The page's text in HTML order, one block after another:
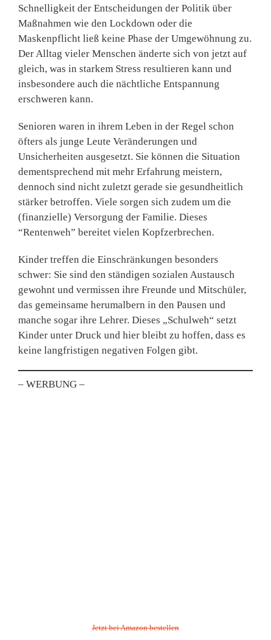
Schnelligkeit der Entscheidungen der Politik über
Maßnahmen wie den Lockdown oder die
Maskenpflicht ließ keine Phase der Umgewöhnung zu.
Der Alltag vieler Menschen änderte sich von jetzt auf
gleich, was in starkem Stress resultieren kann und
insbesondere auch die nächtliche Entspannung
erschweren kann.
Senioren waren in ihrem Leben in der Regel schon
öfters als junge Leute Veränderungen und
Unsicherheiten ausgesetzt. Sie können die Situation
dementsprechend mit mehr Erfahrung meistern,
dennoch sind nicht zuletzt gerade sie gesundheitlich
stärker betroffen. Viele sorgen sich zudem um die
(finanzielle) Versorgung der Familie. Dieses
“Rentenweh” bereitet vielen Kopfzerbrechen.
Kinder treffen die Einschränkungen besonders
schwer: Sie sind den ständigen sozialen Austausch
gewohnt und vermissen ihre Freunde und Mitschüler,
das gemeinsame herumalbern in den Pausen und
manche sogar ihre Lehrer. Dieses „Schulweh“ setzt
Kinder unter Druck und hier bleibt zu hoffen, dass es
keine langfristigen negativen Folgen gibt.
– WERBUNG –
Jetzt bei Amazon bestellen